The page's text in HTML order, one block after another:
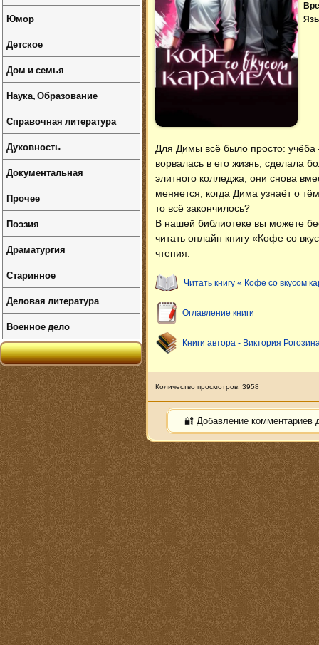
Для Димы всё было просто:
ворвалась в его жизнь, сделала
элитного колледжа, они снова
меняется, когда Дима узнаёт о
то всё закончилось?
В нашей библиотеке вы можете
читать онлайн книгу «Кофе со
чтения.
Читать книгу « Кофе со вкусом
Оглавление книги
Книги автора - Виктория
Количество просмотров: 3958
🔐 Добавление комментариев
Юмор
Детское
Дом и семья
Наука, Образование
Справочная литература
Духовность
Документальная
Прочее
Поэзия
Драматургия
Старинное
Деловая литература
Военное дело